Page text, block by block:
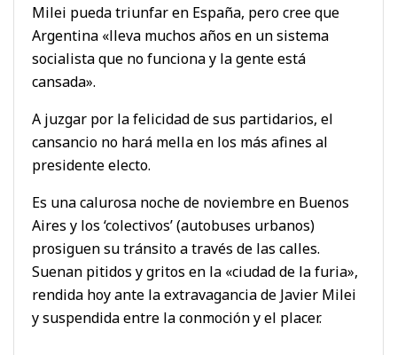
Milei pueda triunfar en España, pero cree que
Argentina «lleva muchos años en un sistema
socialista que no funciona y la gente está
cansada».
A juzgar por la felicidad de sus partidarios, el
cansancio no hará mella en los más afines al
presidente electo.
Es una calurosa noche de noviembre en Buenos
Aires y los ‘colectivos’ (autobuses urbanos)
prosiguen su tránsito a través de las calles.
Suenan pitidos y gritos en la «ciudad de la furia»,
rendida hoy ante la extravagancia de Javier Milei
y suspendida entre la conmoción y el placer.